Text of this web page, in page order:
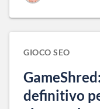
GIOCO SEO
definitivo